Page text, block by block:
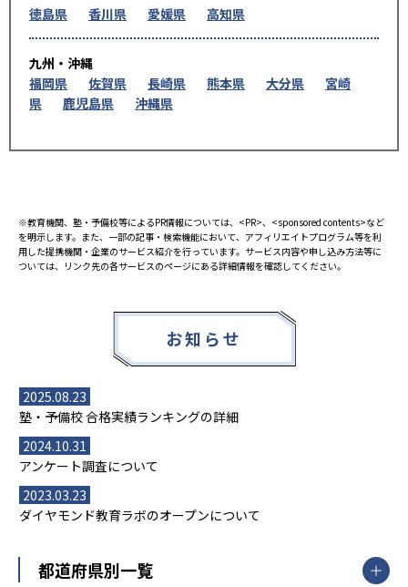
徳島県
香川県 愛媛県 高知県
九州・沖縄
福岡県
佐賀県 長崎県 熊本県 大分県
宮崎
県
鹿児島県 沖縄県
※教育機関、塾・予備校等によるPR情報については、<PR>、<sponsored contents>など
を明示します。また、一部の記事・検索機能において、アフィリエイトプログラム等を利
用した提携機関・企業のサービス紹介を行っています。サービス内容や申し込み方法等に
ついては、リンク先の各サービスのページにある詳細情報を確認してください。
お知らせ
2025.08.23
塾・予備校 合格実績ランキングの詳細
2024.10.31
アンケート調査について
2023.03.23
ダイヤモンド教育ラボのオープンについて
都道府県別一覧